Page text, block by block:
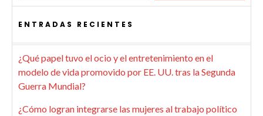
ENTRADAS RECIENTES
¿Qué papel tuvo el ocio y el entretenimiento en el
modelo de vida promovido por EE. UU. tras la Segunda
Guerra Mundial?
¿Cómo logran integrarse las mujeres al trabajo político